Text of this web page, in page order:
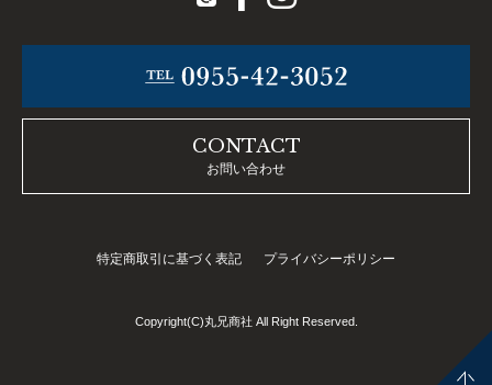
CONTACT
お問い合わせ
特定商取引に基づく表記 プライバシーポリシー
Copyright(C)丸兄商社 All Right Reserved.